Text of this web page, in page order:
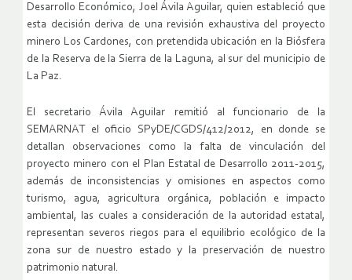
Desarrollo Económico, Joel Ávila Aguilar, quien estableció que
esta decisión deriva de una revisión exhaustiva del proyecto
minero Los Cardones, con pretendida ubicación en la Biósfera
de la Reserva de la Sierra de la Laguna, al sur del municipio de
La Paz.
El secretario Ávila Aguilar remitió al funcionario de la
SEMARNAT el oficio SPyDE/CGDS/412/2012, en donde se
detallan observaciones como la falta de vinculación del
proyecto minero con el Plan Estatal de Desarrollo 2011-2015,
además de inconsistencias y omisiones en aspectos como
turismo, agua, agricultura orgánica, población e impacto
ambiental, las cuales a consideración de la autoridad estatal,
representan severos riegos para el equilibrio ecológico de la
zona sur de nuestro estado y la preservación de nuestro
patrimonio natural.